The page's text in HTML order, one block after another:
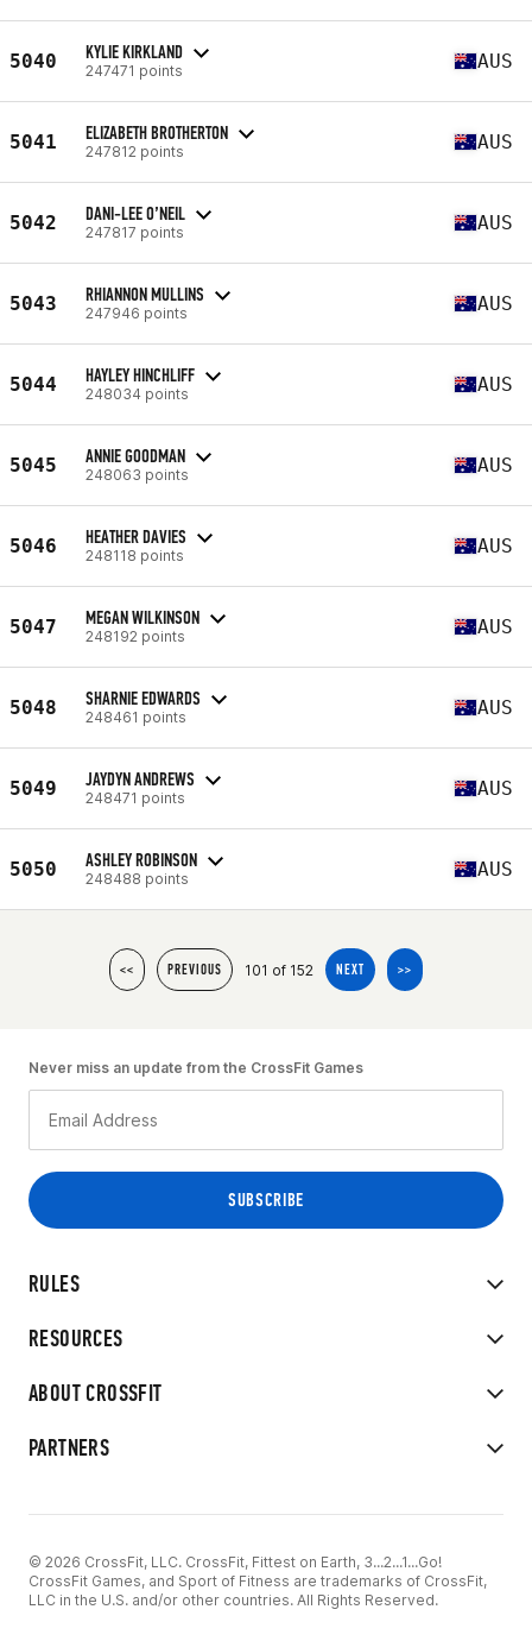
5040 KYLIE KIRKLAND
247471 points AUS
5041 ELIZABETH BROTHERTON
247812 points AUS
5042 DANI-LEE O’NEIL
247817 points AUS
5043 RHIANNON MULLINS
247946 points AUS
5044 HAYLEY HINCHLIFF
248034 points AUS
5045 ANNIE GOODMAN
248063 points AUS
5046 HEATHER DAVIES
248118 points AUS
5047 MEGAN WILKINSON
248192 points AUS
5048 SHARNIE EDWARDS
248461 points AUS
5049 JAYDYN ANDREWS
248471 points AUS
5050 ASHLEY ROBINSON
248488 points AUS
<< PREVIOUS 101 of 152 NEXT >>
RULES
RESOURCES
ABOUT CROSSFIT
PARTNERS
Never miss an update from the CrossFit Games
© 2026 CrossFit, LLC. CrossFit, Fittest on Earth, 3...2...1...Go!
CrossFit Games, and Sport of Fitness are trademarks of CrossFit,
LLC in the U.S. and/or other countries. All Rights Reserved.